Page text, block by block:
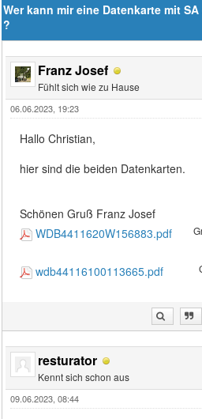
Wer kann mir eine Datenkarte mit
?
Franz Josef
Fühlt sich wie zu Hause
06.06.2023, 19:23
Hallo Christian,
hier sind die beiden Datenkarten.
Schönen Gruß Franz Josef
WDB4411620W156883.pdf
wdb44116100113665.pdf
resturator
Kennt sich schon aus
09.06.2023, 08:44